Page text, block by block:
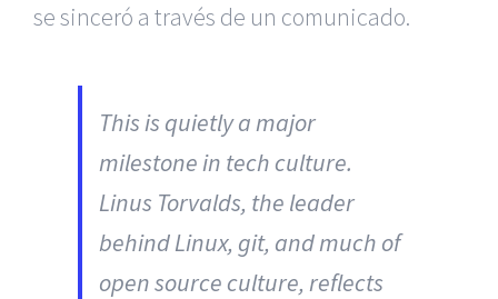
se sinceró a través de un comunicado.
This is quietly a major
milestone in tech culture.
Linus Torvalds, the leader
behind Linux, git, and much of
open source culture, reflects